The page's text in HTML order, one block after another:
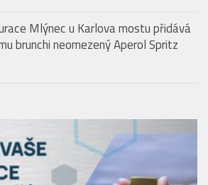
Mlýnec u Karlova mostu přidává
brunchi neomezený Aperol Spritz